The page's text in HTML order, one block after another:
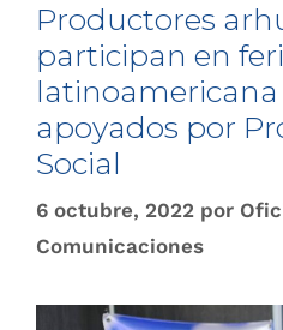
Productores
participan en
latinoamericana
apoyados por
Social
6 octubre, 2022 por
Comunicaciones